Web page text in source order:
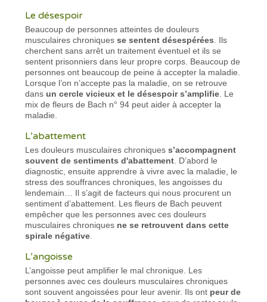
Le désespoir
Beaucoup de personnes atteintes de douleurs
musculaires chroniquesse sentent désespérées . Ils
cherchent sans arrêt un traitement éventuel et ils se
sentent prisonniers dans leur propre corps. Beaucoup de
personnes ont beaucoup de peine à accepter la maladie.
Lorsque l’on n’accepte pas la maladie, on se retrouve
dans un cercle vicieux et le désespoir s’amplifie . Le
mix de fleurs de Bach n° 94 peut aider à accepter la
maladie.
L’abattement
Les douleurs musculaires chroniquess’accompagnent
souvent de sentiments d'abattement . D’abord le
diagnostic, ensuite apprendre à vivre avec la maladie, le
stress des souffrances chroniques, les angoisses du
lendemain… Il s’agit de facteurs qui nous procurent un
sentiment d’abattement. Les fleurs de Bach peuvent
empêcher que les personnes avec ces douleurs
musculaires chroniques ne se retrouvent dans cette
spirale négative
L’angoisse
L’angoisse peut amplifier le mal chronique. Les
personnes avec ces douleurs musculaires chroniques
sont souvent angoissées pour leur avenir. Ils ont peur de